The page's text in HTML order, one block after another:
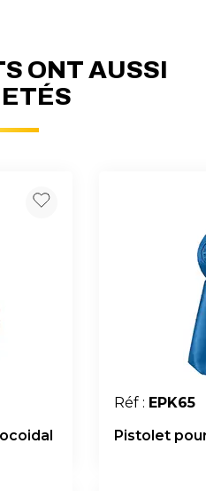
ONT AUSSI
Réf : EPK65
Pistolet